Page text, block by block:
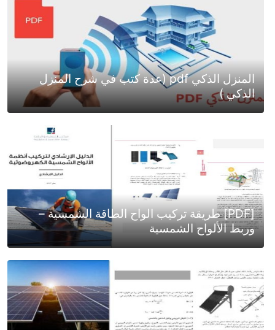
المنزل الذكي pdf (عدة كتب في شرح المنزل
الذكي )
[PDF] طريقة تركيب الواح الطاقة الشمسية –
وربط الألواح الشمسية